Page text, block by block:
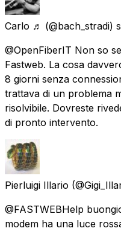
Carlo ♬ (@bach_stradi)
@OpenFiberIT Non so
Fastweb. La cosa
8 giorni senza
trattava di un problema
risolvibile. Dovreste
di pronto intervento.
Pierluigi Illario
@FASTWEBHelp
modem ha una luce